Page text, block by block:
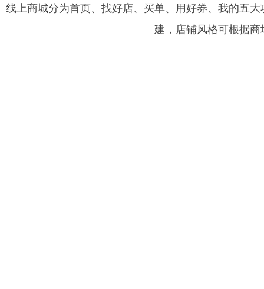
线上商城分为首页、找好店、买单、用好券、我的五
建，店铺风格可根据商